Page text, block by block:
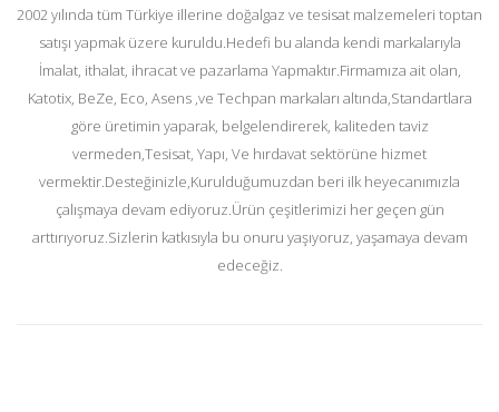
2002 yılında tüm Türkiye illerine doğalgaz ve tesisat malzemeleri toptan
satışı yapmak üzere kuruldu.Hedefi bu alanda kendi markalarıyla
İmalat, ithalat, ihracat ve pazarlama Yapmaktır.Firmamıza ait olan,
Katotix, BeZe, Eco, Asens ,ve Techpan markaları altında,Standartlara
göre üretimin yaparak, belgelendirerek, kaliteden taviz
vermeden,Tesisat, Yapı, Ve hırdavat sektörüne hizmet
vermektir.Desteğinizle,Kurulduğumuzdan beri ilk heyecanımızla
çalışmaya devam ediyoruz.Ürün çeşitlerimizi her geçen gün
arttırıyoruz.Sizlerin katkısıyla bu onuru yaşıyoruz, yaşamaya devam
edeceğiz.